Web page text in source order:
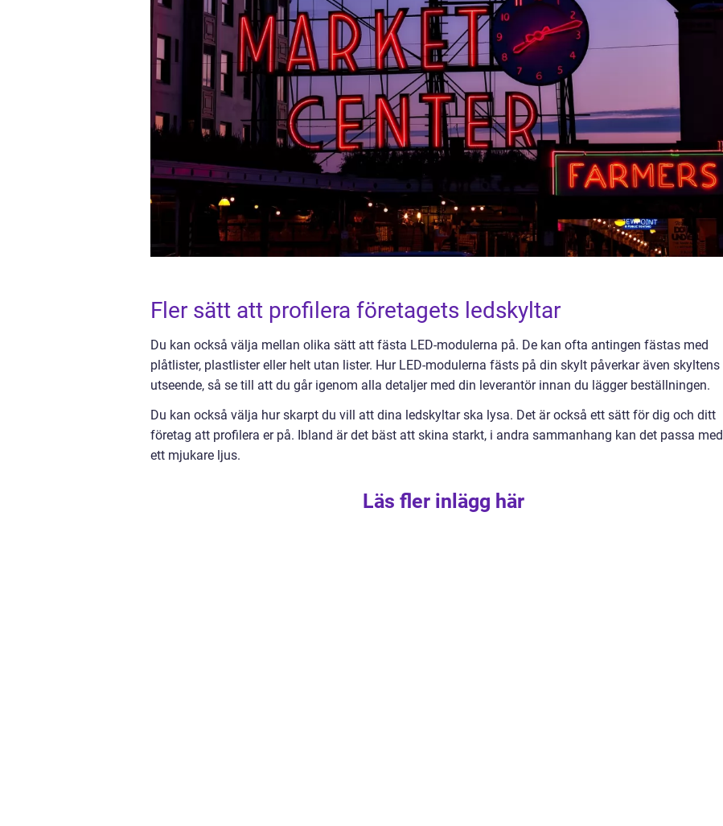
Fler sätt att profilera företagets ledskyltar
Du kan också välja mellan olika sätt att fästa LED-modulerna på. De kan ofta antingen fästas med
plåtlister, plastlister eller helt utan lister. Hur LED-modulerna fästs på din skylt påverkar även skyltens
utseende, så se till att du går igenom alla detaljer med din leverantör innan du lägger beställningen.
Du kan också välja hur skarpt du vill att dina ledskyltar ska lysa. Det är också ett sätt för dig och ditt
företag att profilera er på. Ibland är det bäst att skina starkt, i andra sammanhang kan det passa med
ett mjukare ljus.
Läs fler inlägg här